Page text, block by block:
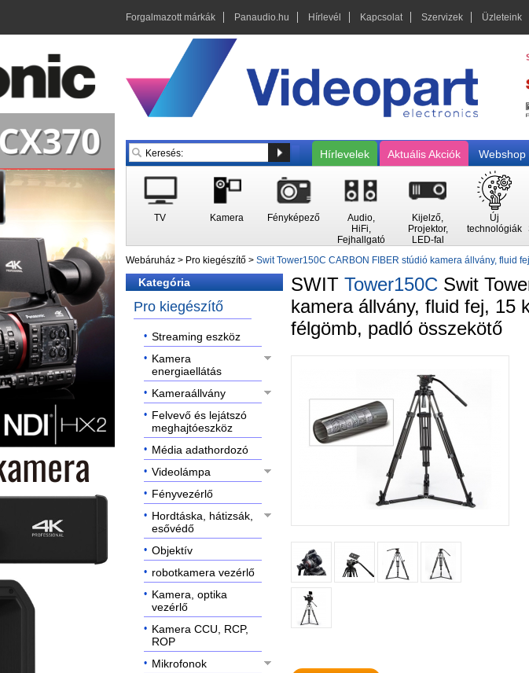
Forgalmazott márkák Panaudio.hu Hírlevél Kapcsolat Szervizek Üzleteink
Hírlevelek
Aktuális Akciók Webshop
TV Kamera Fényképező
Audio,
HiFi,
Fejhallgató
Kijelző,
Projektor,
LED-fal
Új
technológiák
Webáruház > Pro kiegészítő > Swit Tower150C CARBON FIBER stúdió kamera állvány, fluid
Kategória
Pro kiegészítő
Streaming eszköz
Kamera
energiaellátás
Kameraállvány
Felvevő és lejátszó
meghajtóeszköz
Média adathordozó
Videolámpa
Fényvezérlő
Hordtáska, hátizsák,
esővédő
Objektív
robotkamera vezérlő
Kamera, optika
vezérlő
Kamera CCU, RCP,
ROP
Mikrofonok
SWIT Tower150C Swit
kamera állvány, fluid fej, 15
félgömb, padló összekötő